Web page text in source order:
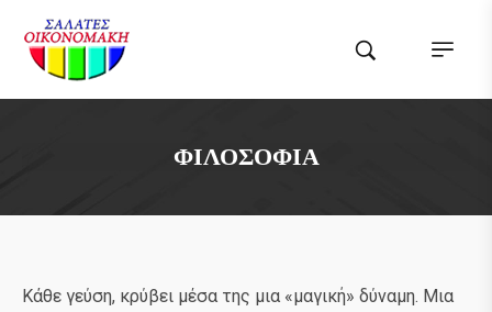
ΦΙΛΟΣΟΦΊΑ
Κάθε γεύση, κρύβει μέσα της μια «μαγική» δύναμη. Μια